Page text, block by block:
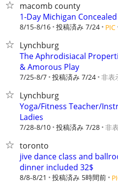
macomb county
1-Day Michigan Concealed
8/15-8/16 投稿済み 7/24 PIC
Lynchburg
The Aphrodisiacal
& Amorous Play
7/25-8/7 投稿済み 7/24 非表
Lynchburg
Yoga/Fitness Teacher/
Ladies
7/28-8/10 投稿済み 7/28 非
toronto
jive dance class and
dinner included 32$
8/8-8/21 投稿済み 5時間前